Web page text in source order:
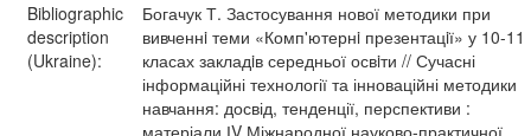
Bibliographic
description
(Ukraine):
Богачук Т. Застосування нової методики при
вивченнi теми «Комп'ютернi презентацiї» у 10-11
класах закладiв середньої освiти // Сучасні
інформаційні технології та інноваційні методики
навчання: досвід, тенденції, перспективи :
матеріали ІV Міжнародної науково-практичної